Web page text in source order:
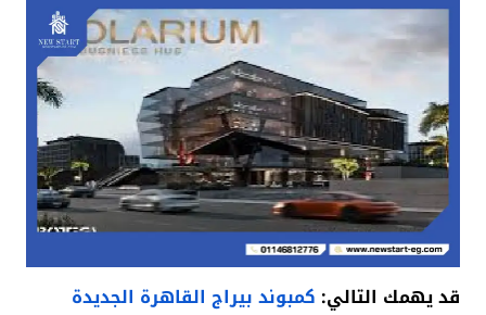
قد يهمك التالي: كمبوند بيراج القاهرة الجديدة